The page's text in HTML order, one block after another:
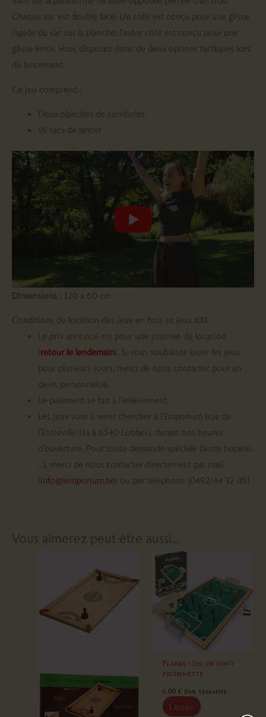
Chaque sac est double face. Un côté est conçu pour une glisse
rapide du sac sur la planche, l’autre côté est conçu pour une
glisse lente. Vous disposez donc de deux options tactiques lors
du lancement.
Ce jeu comprend :
Deux planches de cornholes
16 sacs de lancer
Dimensions : 120 x 60 cm
Conditions de location des jeux en bois et jeux XXL
Le prix annoncé est pour une journée de location
(retour le lendemain). Si vous souhaitez louer les jeux
pour plusieurs jours, merci de nous contacter pour un
devis personnalisé.
Le paiement se fait à l’enlèvement.
Les jeux sont à venir chercher à l’Emporium (rue de
l’Entreville 11a à 6540 Lobbes), durant nos heures
d’ouverture. Pour toute demande spéciale (autre horaire,
…), merci de nous contacter directement par mail
(info@lemporium.be) ou par téléphone (0492/44 32 05)
Vous aimerez peut-être aussi…
Plakks – Jeu de foot
pichenette
6,00 € par semaine
Louer